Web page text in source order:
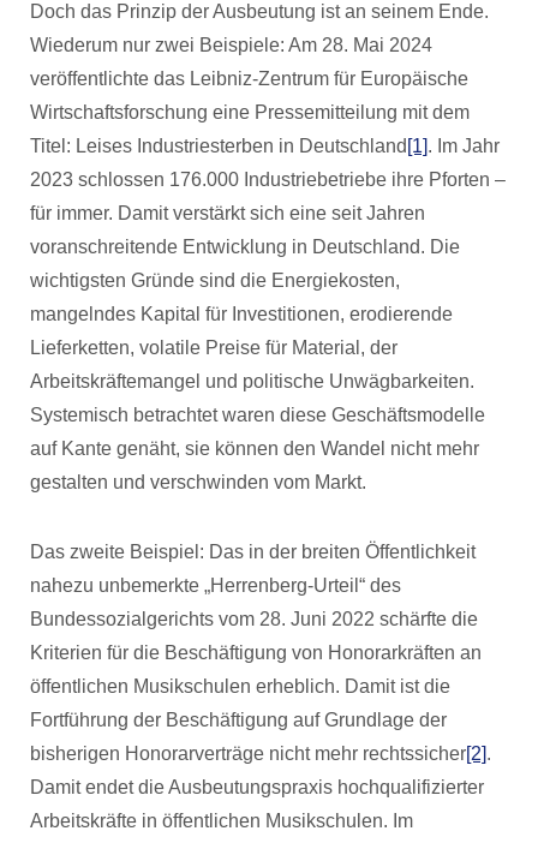
Doch das Prinzip der Ausbeutung ist an seinem Ende.
Wiederum nur zwei Beispiele: Am 28. Mai 2024
veröffentlichte das Leibniz-Zentrum für Europäische
Wirtschaftsforschung eine Pressemitteilung mit dem
Titel: Leises Industriesterben in Deutschland [1]. Im Jahr
2023 schlossen 176.000 Industriebetriebe ihre Pforten –
für immer. Damit verstärkt sich eine seit Jahren
voranschreitende Entwicklung in Deutschland. Die
wichtigsten Gründe sind die Energiekosten,
mangelndes Kapital für Investitionen, erodierende
Lieferketten, volatile Preise für Material, der
Arbeitskräftemangel und politische Unwägbarkeiten.
Systemisch betrachtet waren diese Geschäftsmodelle
auf Kante genäht, sie können den Wandel nicht mehr
gestalten und verschwinden vom Markt.
Das zweite Beispiel: Das in der breiten Öffentlichkeit
nahezu unbemerkte „Herrenberg-Urteil“ des
Bundessozialgerichts vom 28. Juni 2022 schärfte die
Kriterien für die Beschäftigung von Honorarkräften an
öffentlichen Musikschulen erheblich. Damit ist die
Fortführung der Beschäftigung auf Grundlage der
bisherigen Honorarverträge nicht mehr rechtssicher[2].
Damit endet die Ausbeutungspraxis hochqualifizierter
Arbeitskräfte in öffentlichen Musikschulen. Im